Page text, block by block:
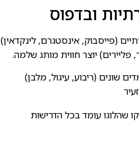
ובדפוס
(פייסבוק, אינסטגרם, לינקדאין)
פליירים) יוצר חווית מותג שלמה.
שונים (ריבוע, עיגול, מלבן)
שהלוגו עומד בכל הדרישות